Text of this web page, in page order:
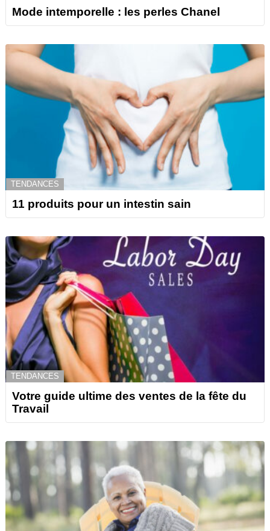
Mode intemporelle : les perles Chanel
TENDANCES
11 produits pour un intestin sain
TENDANCES
Votre guide ultime des ventes de la fête du
Travail